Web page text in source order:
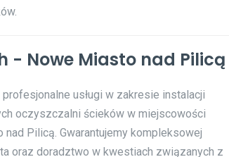
- Nowe Miasto nad Pilicą
usługi w zakresie instalacji
oczyszczalni ścieków w miejscowości
nad Pilicą. Gwarantujemy kompleksowej
oraz doradztwo w kwestiach związanych z